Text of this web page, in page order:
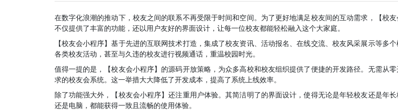
在数字化浪潮的推动下，校友之间的联系不再受限于时间和空间。为了更好地满足校友间的互动需求，【校
不仅提供了丰富的功能，还以用户友好的界面设计，让每一位校友都能轻松融入这个大家庭。
【校友会小程序】基于先进的互联网技术打造，集成了校友资讯、活动报名、在线交流、校友风采展示等多
各类校友活动，甚至与久违的校友进行视频通话，重温校园时光。
值得一提的是，【校友会小程序】的源码开放策略，为众多高校和校友组织提供了便捷的开发路径。无需从
求的校友会系统。这一举措大大降低了开发成本，提高了系统上线效率。
除了功能强大外，【校友会小程序】还注重用户体验。其简洁明了的界面设计，使得无论是年轻校友还是年
还是电脑，都能获得一致且流畅的使用体验。